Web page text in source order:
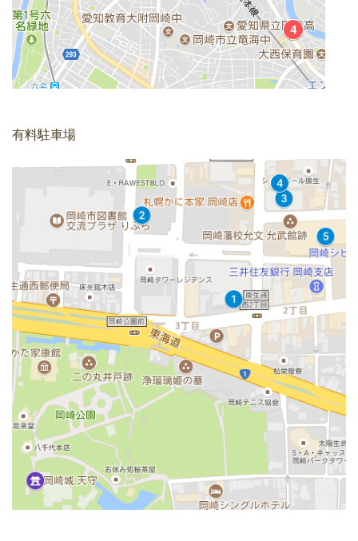
有料駐車場